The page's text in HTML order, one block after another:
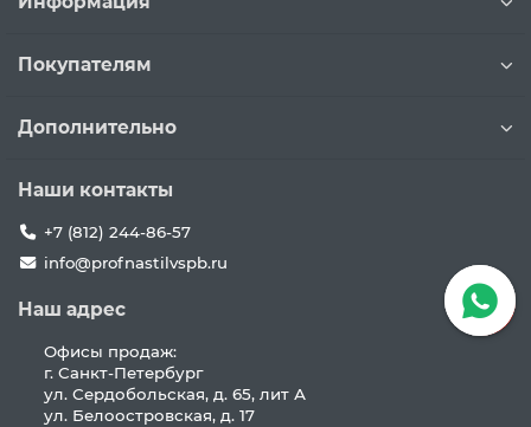
Покупателям
Дополнительно
Наши контакты
+7 (812) 244-86-57
info@profnastilvspb.ru
Наш адрес
Офисы продаж:
г. Санкт-Петербург
ул. Сердобольская, д. 65, лит А
ул. Белоостровская, д. 17